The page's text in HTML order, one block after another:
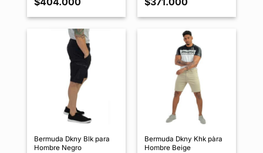
Bermuda Dkny Blk para
Hombre Negro
Bermuda Dkny Khk pàra
Hombre Beige